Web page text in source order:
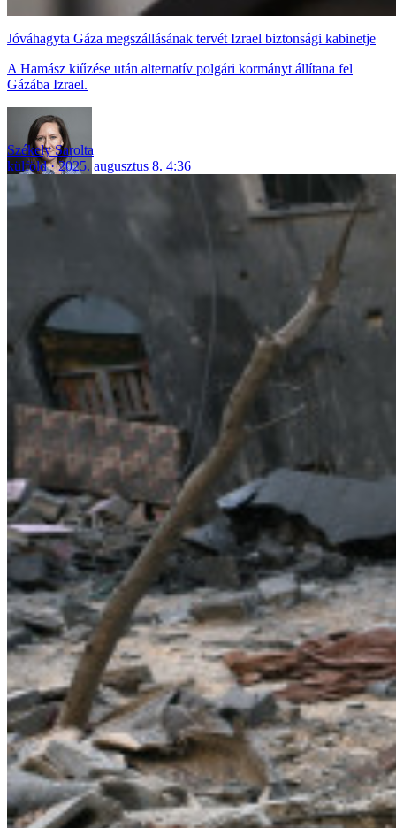
Jóváhagyta Gáza megszállásának tervét Izrael biztonsági kabinetje
A Hamász kiűzése után alternatív polgári kormányt állítana fel
Gázába Izrael.
Székely Sarolta
külföld
2025. augusztus 8. 4:36